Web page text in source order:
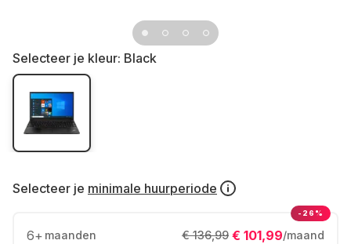
Selecteer je kleur: Black
Selecteer je minimale huurperiode
6+ maanden € 101,99/maand
€ 136,99
-26%